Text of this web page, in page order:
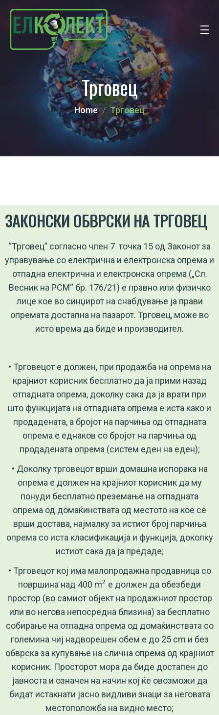
Трговец
Home Трговец
ЗАКОНСКИОБВРСКИНА ТРГОВЕЦ
“Трговец” согласно член 7 точка 15 од Законот за
управување со електрична и електронска опрема и
отпадна електрична и електронска опрема („Сл.
Весник на РСМ“ бр. 176/21) е правно или физичко
лице кое во синџирот на снабдување ја прави
опремата достапна на пазарот. Трговец, може во
исто врема да биде и производител.
• Трговецот е должен, при продажба на опрема на
крајниот корисник бесплатно да ја прими назад
отпадната опрема, доколку сака да ја врати при
што функцијата на отпадната опрема е иста како и
продадената, а бројот на парчиња од отпадната
опрема е еднаков со бројот на парчиња од
продадената опрема (систем еден на еден);
• Доколку трговецот врши домашна испорака на
опрема е должен на крајниот корисник да му
понуди бесплатно преземање на отпадната
опрема од домаќинствата од местото на кое се
врши достава, најмалку за истиот број парчиња
опрема со иста класификација и функција, доколку
истиот сака да ја предаде;
• Трговецот кој има малопродажна продавница со
површина над 400 m2 е должен да обезбеди
простор (во самиот објект на продажниот простор
или во негова непосредна близина) за бесплатно
собирање на отпадна опрема од домаќинствата со
големина чиј надворешен обем е до 25 cm и без
обврска за купување на слична опрема од крајниот
корисник. Просторот мора да биде достапен до
јавноста и означен на начин кој ќе овозможи да
бидат истакнати јасно видливи знаци за неговата
местоположба на видно место;